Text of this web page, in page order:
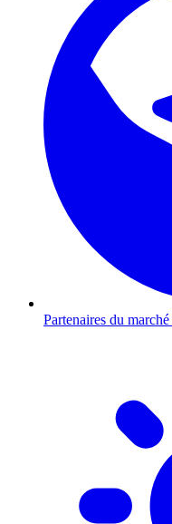
Partenaires du marché